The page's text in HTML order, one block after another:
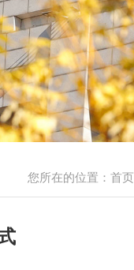
您所在的位置： 首页